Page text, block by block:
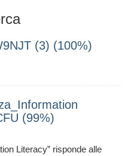
(3) (100%)
(99%)
Literacy” risponde alle